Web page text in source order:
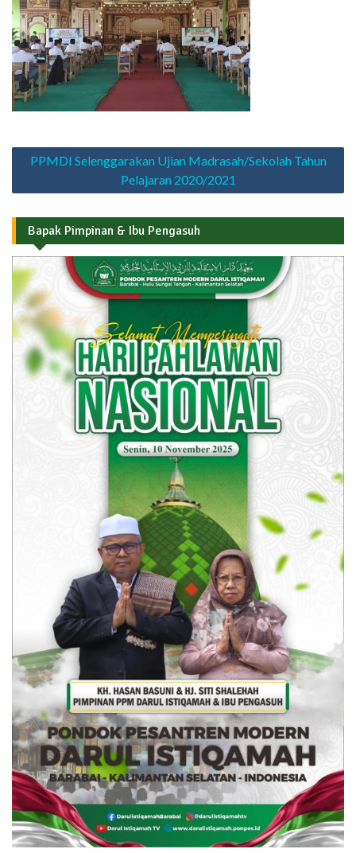
Navigasi
PPMDI Selenggarakan Ujian Madrasah/Sekolah Tahun
Pelajaran 2020/2021
Bapak Pimpinan & Ibu Pengasuh